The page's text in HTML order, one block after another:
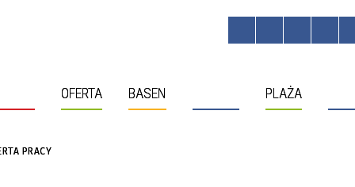
OFERTA BASEN PLAŻA
PRACY